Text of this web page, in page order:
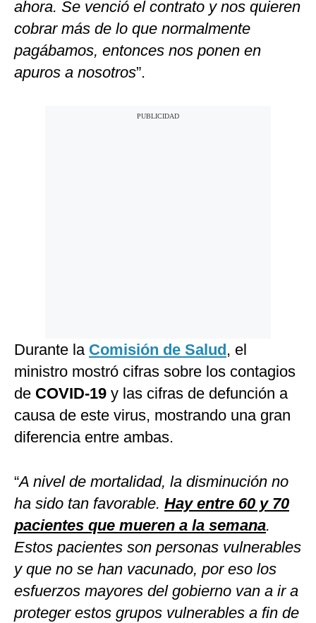
ahora. Se venció el contrato y nos quieren
cobrar más de lo que normalmente
pagábamos, entonces nos ponen en
apuros a nosotros”.
Durante la Comisión de Salud, el
ministro mostró cifras sobre los contagios
de COVID-19 y las cifras de defunción a
causa de este virus, mostrando una gran
diferencia entre ambas.
“A nivel de mortalidad, la disminución no
ha sido tan favorable. Hay entre 60 y 70
pacientes que mueren a la semana.
Estos pacientes son personas vulnerables
y que no se han vacunado, por eso los
esfuerzos mayores del gobierno van a ir a
proteger estos grupos vulnerables a fin de